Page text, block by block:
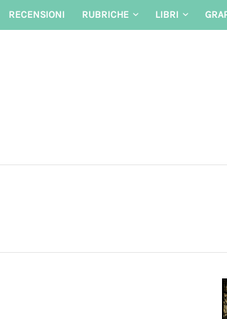
Skip
RECENSIONI RUBRICHE LIBRI